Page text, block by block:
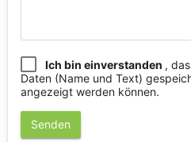
Ich bin einverstanden ,
Daten (Name und Text)
angezeigt werden können.
Senden